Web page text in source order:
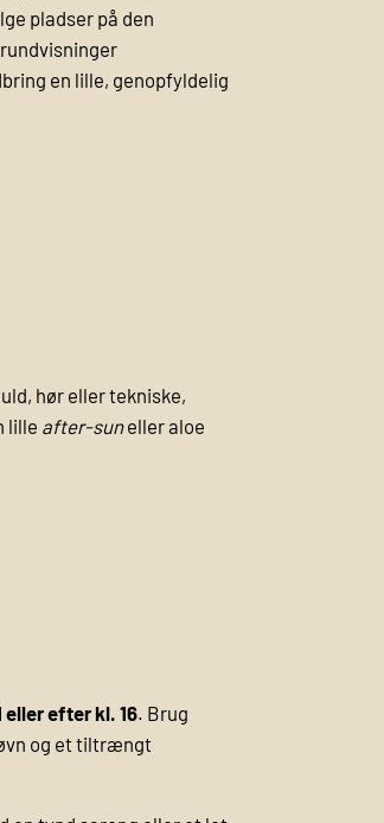
pladser på den
en lille, genopfyldelig
hør eller tekniske,
lille after-suneller aloe
eller efter kl. 16. Brug
og et tiltrængt